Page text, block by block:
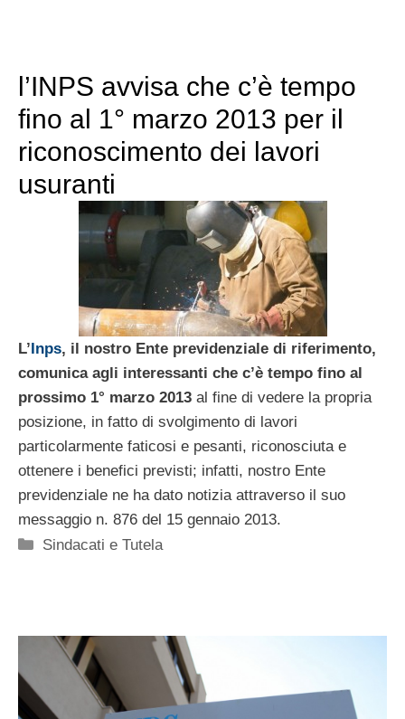
l’INPS avvisa che c’è tempo
fino al 1° marzo 2013 per il
riconoscimento dei lavori
usuranti
L’Inps, il nostro Ente previdenziale di riferimento,
comunica agli interessanti che c’è tempo fino al
prossimo 1° marzo 2013 al fine di vedere la propria
posizione, in fatto di svolgimento di lavori
particolarmente faticosi e pesanti, riconosciuta e
ottenere i benefici previsti; infatti, nostro Ente
previdenziale ne ha dato notizia attraverso il suo
messaggio n. 876 del 15 gennaio 2013.
Categorie
Sindacati e Tutela